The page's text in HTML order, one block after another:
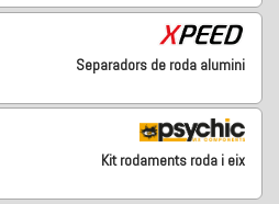
Separadors de roda alumini
Kit rodaments roda i eix